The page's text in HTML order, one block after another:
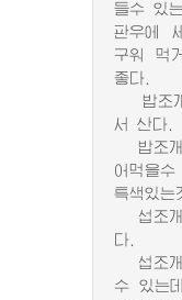
들수 있
판우에
구워 먹
좋다.
밥조개
서 산다.
밥조개
어먹을수
특색있는
섭조개
다.
섭조개
수 있는